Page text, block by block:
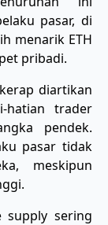
pasar, di
menarik ETH
pribadi.
diartikan
hatian trader
pendek.
pasar tidak
meskipun
supply sering